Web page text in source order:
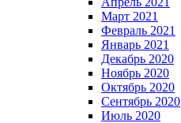
Март 2021
Февраль 2021
Январь 2021
Декабрь 2020
Ноябрь 2020
Октябрь 2020
Сентябрь 2020
Июль 2020